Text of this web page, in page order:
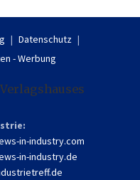
Datenschutz
- Werbung
in-industry.com
in-industry.de